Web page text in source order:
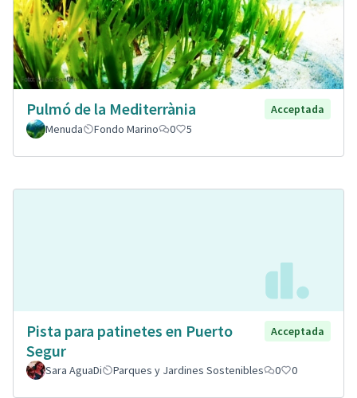
Pulmó de la Mediterrània
Acceptada
Menuda
Fondo Marino 0 5
Pista para patinetes en Puerto
Segur
Acceptada
Sara AguaDi Parques y Jardines Sostenibles 0 0